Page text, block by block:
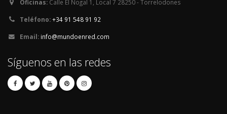
Oficinas: Calle El Nogal 1, Local 7 28250 - Torrelodones
Teléfono:+34 91 548 91 92
Email: info@mundoenred.com
Síguenos en las redes